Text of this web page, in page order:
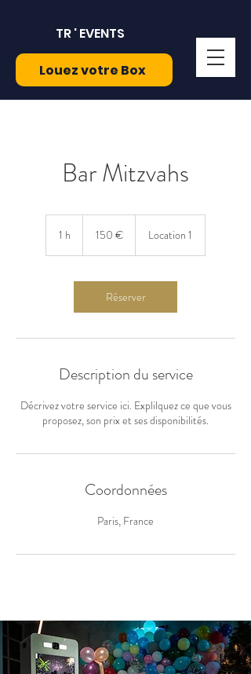
TR ' EVENTS
Louez votre Box
Bar Mitzvahs
1 h 150 € Location 1
Réserver
Description du service
Décrivez votre service ici. Explilquez ce que vous
proposez, son prix et ses disponibilités.
Coordonnées
Paris, France